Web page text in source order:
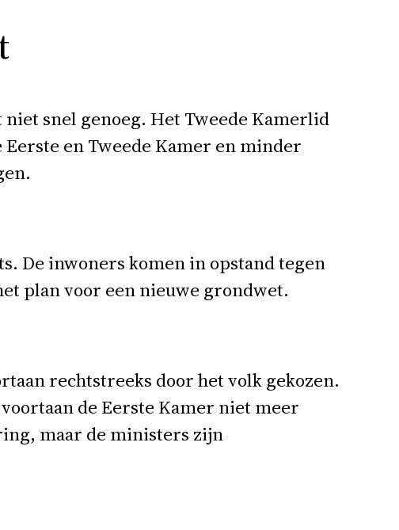
snel genoeg. Het Tweede Kamerlid
en Tweede Kamer en minder
De inwoners komen in opstand tegen
plan voor een nieuwe grondwet.
rechtstreeks door het volk gekozen.
de Eerste Kamer niet meer
maar de ministers zijn